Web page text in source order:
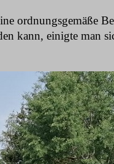
ordnungsgemäße
kann, einigte man